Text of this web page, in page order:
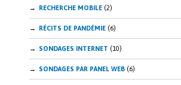
RECHERCHE MOBILE (2)
RÉCITS DE PANDÉMIE (6)
SONDAGES INTERNET (10)
SONDAGES PAR PANEL WEB (6)